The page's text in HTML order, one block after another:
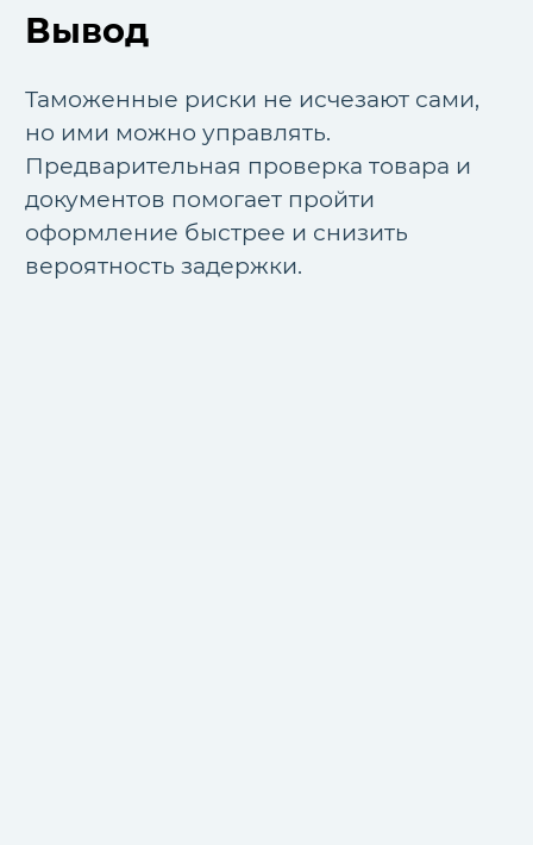
Вывод
Таможенные риски не исчезают сами,
но ими можно управлять.
Предварительная проверка товара и
документов помогает пройти
оформление быстрее и снизить
вероятность задержки.